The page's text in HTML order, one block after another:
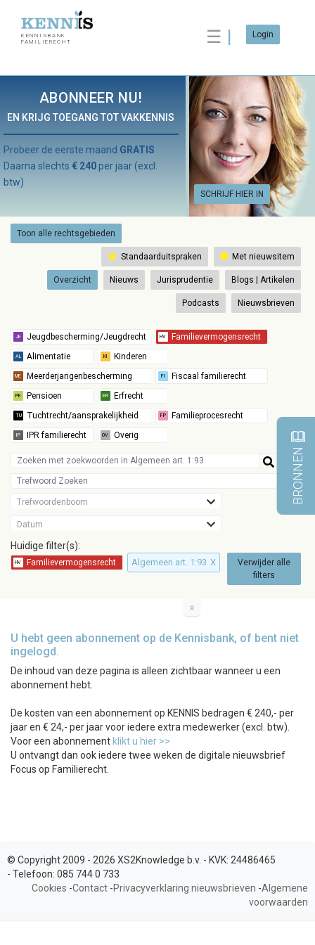
KENNISBANK
FAMILIERECHT
☰ Login
ABONNEER NU!
EN KRIJG TOEGANG TOT VAKKENNIS
SCHRIJF HIER IN
Probeer de eerste maand GRATIS
Daarna slechts € 240 per jaar (excl.
btw)
Toon alle rechtsgebieden
Standaarduitspraken Met nieuwsitem
Overzicht Nieuws Jurisprudentie Blogs | Artikelen
Podcasts Nieuwsbrieven
Trefwoordenboom
Datum
Huidige filter(s):
Algemeen art. 1:93 X
Verwijder alle
filters
U hebt geen abonnement op de Kennisbank, of bent niet
ingelogd.
De inhoud van deze pagina is alleen zichtbaar wanneer u een
abonnement hebt.
De kosten van een abonnement op KENNIS bedragen € 240,- per
jaar en € 24,- per jaar voor iedere extra medewerker (excl. btw).
Voor een abonnement klikt u hier >>
U ontvangt dan ook iedere twee weken de digitale nieuwsbrief
Focus op Familierecht.
BRONNEN
© Copyright 2009 - 2026 XS2Knowledge b.v. - KVK: 24486465
- Telefoon: 085 744 0 733
Cookies -Contact -Privacyverklaring nieuwsbrieven -Algemene
voorwaarden